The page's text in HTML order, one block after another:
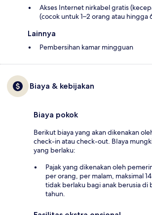
Akses Internet nirkabel gratis
(cocok untuk 1–2 orang atau hingga
Lainnya
Pembersihan kamar mingguan
Biaya & kebijakan
Biaya pokok
Berikut biaya yang akan dikenakan
check-in atau check-out. BIaya
yang berlaku:
Pajak yang dikenakan oleh
per orang, per malam, maksimal
tidak berlaku bagi anak berusia di
tahun.